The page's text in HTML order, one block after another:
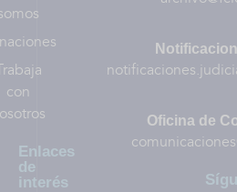
con
Enlaces
de
interés
Oficina de